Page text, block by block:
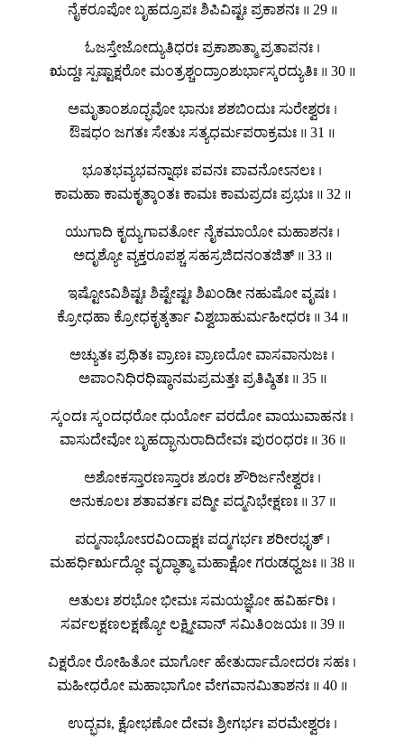
ನೈಕರೂಪೋ ಬೃಹದ್ರೂಪಃ ಶಿಪಿವಿಷ್ಟಃ ಪ್ರಕಾಶನಃ ॥ 29 ॥
ಓಜಸ್ತೇಜೋದ್ಯುತಿಧರಃ ಪ್ರಕಾಶಾತ್ಮಾ ಪ್ರತಾಪನಃ ।
ಋದ್ದಃ ಸ್ಪಷ್ಟಾಕ್ಷರೋ ಮಂತ್ರಶ್ಚಂದ್ರಾಂಶುರ್ಭಾಸ್ಕರದ್ಯುತಿಃ ॥ 30 ॥
ಅಮೃತಾಂಶೂದ್ಭವೋ ಭಾನುಃ ಶಶಬಿಂದುಃ ಸುರೇಶ್ವರಃ ।
ಔಷಧಂ ಜಗತಃ ಸೇತುಃ ಸತ್ಯಧರ್ಮಪರಾಕ್ರಮಃ ॥ 31 ॥
ಭೂತಭವ್ಯಭವನ್ನಾಥಃ ಪವನಃ ಪಾವನೋಽನಲಃ ।
ಕಾಮಹಾ ಕಾಮಕೃತ್ಕಾಂತಃ ಕಾಮಃ ಕಾಮಪ್ರದಃ ಪ್ರಭುಃ ॥ 32 ॥
ಯುಗಾದಿ ಕೃದ್ಯುಗಾವರ್ತೋ ನೈಕಮಾಯೋ ಮಹಾಶನಃ ।
ಅದೃಶ್ಯೋ ವ್ಯಕ್ತರೂಪಶ್ಚ ಸಹಸ್ರಜಿದನಂತಜಿತ್ ॥ 33 ॥
ಇಷ್ಟೋಽವಿಶಿಷ್ಟಃ ಶಿಷ್ಟೇಷ್ಟಃ ಶಿಖಂಡೀ ನಹುಷೋ ವೃಷಃ ।
ಕ್ರೋಧಹಾ ಕ್ರೋಧಕೃತ್ಕರ್ತಾ ವಿಶ್ವಬಾಹುರ್ಮಹೀಧರಃ ॥ 34 ॥
ಅಚ್ಯುತಃ ಪ್ರಥಿತಃ ಪ್ರಾಣಃ ಪ್ರಾಣದೋ ವಾಸವಾನುಜಃ ।
ಅಪಾಂನಿಧಿರಧಿಷ್ಠಾನಮಪ್ರಮತ್ತಃ ಪ್ರತಿಷ್ಠಿತಃ ॥ 35 ॥
ಸ್ಕಂದಃ ಸ್ಕಂದಧರೋ ಧುರ್ಯೋ ವರದೋ ವಾಯುವಾಹನಃ ।
ವಾಸುದೇವೋ ಬೃಹದ್ಭಾನುರಾದಿದೇವಃ ಪುರಂಧರಃ ॥ 36 ॥
ಅಶೋಕಸ್ತಾರಣಸ್ತಾರಃ ಶೂರಃ ಶೌರಿರ್ಜನೇಶ್ವರಃ ।
ಅನುಕೂಲಃ ಶತಾವರ್ತಃ ಪದ್ಮೀ ಪದ್ಮನಿಭೇಕ್ಷಣಃ ॥ 37 ॥
ಪದ್ಮನಾಭೋಽರವಿಂದಾಕ್ಷಃ ಪದ್ಮಗರ್ಭಃ ಶರೀರಭೃತ್ ।
ಮಹರ್ಧಿರೃದ್ಧೋ ವೃದ್ಧಾತ್ಮಾ ಮಹಾಕ್ಷೋ ಗರುಡಧ್ವಜಃ ॥ 38 ॥
ಅತುಲಃ ಶರಭೋ ಭೀಮಃ ಸಮಯಜ್ಞೋ ಹವಿರ್ಹರಿಃ ।
ಸರ್ವಲಕ್ಷಣಲಕ್ಷಣ್ಯೋ ಲಕ್ಷ್ಮೀವಾನ್ ಸಮಿತಿಂಜಯಃ ॥ 39 ॥
ವಿಕ್ಷರೋ ರೋಹಿತೋ ಮಾರ್ಗೋ ಹೇತುರ್ದಾಮೋದರಃ ಸಹಃ ।
ಮಹೀಧರೋ ಮಹಾಭಾಗೋ ವೇಗವಾನಮಿತಾಶನಃ ॥ 40 ॥
ಉದ್ಭವಃ, ಕ್ಷೋಭಣೋ ದೇವಃ ಶ್ರೀಗರ್ಭಃ ಪರಮೇಶ್ವರಃ ।